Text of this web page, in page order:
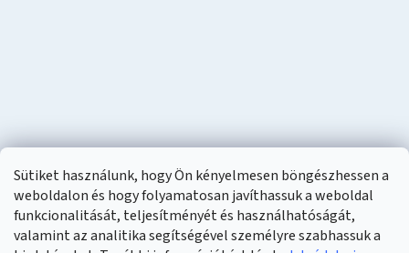
Sütiket használunk, hogy Ön kényelmesen böngészhessen a
weboldalon és hogy folyamatosan javíthassuk a weboldal
funkcionalitását, teljesítményét és használhatóságát,
valamint az analitika segítségével személyre szabhassuk a